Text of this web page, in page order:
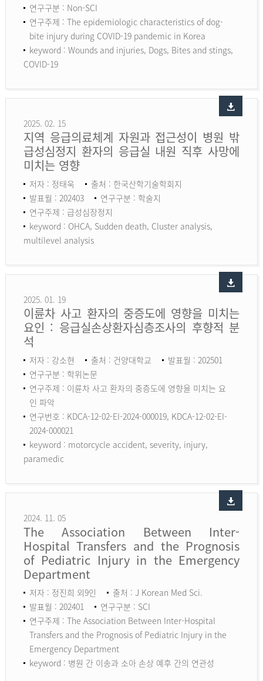
연구구분 : Non-SCI
연구주제 : The epidemiologic characteristics of dog-
bite injury during COVID-19 pandemic in Korea
keyword : Wounds and injuries, Dogs, Bites and stings,
COVID-19
2025. 02. 15
지역 응급의료체계 자원과 접근성이 병원 밖
급성심정지 환자의 응급실 내원 직후 사망에
미치는 영향
저자 : 정태욱
출처 : 한국산학기술학회지
발표월 : 202403
연구구분 : 학술지
연구주제 : 급성심장정지
keyword : OHCA, Sudden death, Cluster analysis,
multilevel analysis
2025. 01. 19
이륜차 사고 환자의 중증도에 영향을 미치는
요인 : 응급실손상환자심층조사의 후향적 분
석
저자 : 강소현 출처 : 건양대학교
발표월 : 202501
연구구분 : 학위논문
연구주제 : 이륜차 사고 환자의 중증도에 영향을 미치는 요
인 파악
연구번호 : KDCA-12-02-EI-2024-000019, KDCA-12-02-EI-
2024-000021
keyword : motorcycle accident, severity, injury,
paramedic
2024. 11. 05
The Association Between Inter-
Hospital Transfers and the Prognosis
of Pediatric Injury in the Emergency
Department
저자 : 정진희 외9인
출처 : J Korean Med Sci.
발표월 : 202401
연구구분 : SCI
연구주제 : The Association Between Inter-Hospital
Transfers and the Prognosis of Pediatric Injury in the
Emergency Department
keyword : 병원 간 이송과 소아 손상 예후 간의 연관성